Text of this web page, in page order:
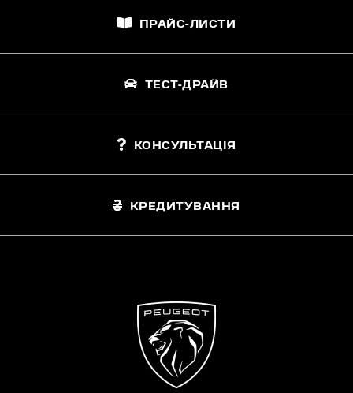
ПРАЙС-ЛИСТИ
ТЕСТ-ДРАЙВ
КОНСУЛЬТАЦІЯ
КРЕДИТУВАННЯ